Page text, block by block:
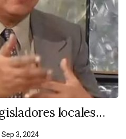
locales…
Sep 3, 2024